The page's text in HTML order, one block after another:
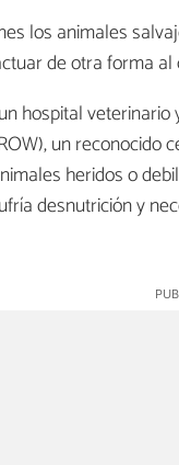
los animales
de otra forma
hospital
un
heridos o
desnutrición y